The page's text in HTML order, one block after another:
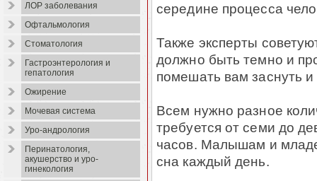
ЛОР заболевания
Офтальмология
Стоматология
Гастроэнтерология и
гепатология
Ожирение
Мочевая система
Уро-андрология
Перинатология,
акушерство и уро-
гинекология
середине процесса
Также эксперты
должно быть темно и
помешать вам заснуть
Всем нужно разное
требуется от семи до
часов. Малышам и
сна каждый день.